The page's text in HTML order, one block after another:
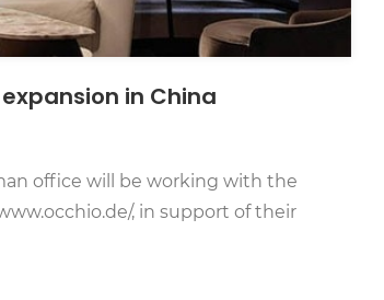
in China
office will be working with the
, in support of their